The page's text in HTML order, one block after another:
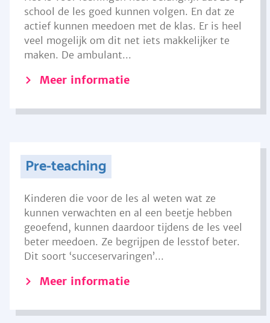
school de les goed kunnen volgen. En dat ze
actief kunnen meedoen met de klas. Er is heel
veel mogelijk om dit net iets makkelijker te
maken. De ambulant...
Meer informatie
Pre-teaching
Kinderen die voor de les al weten wat ze
kunnen verwachten en al een beetje hebben
geoefend, kunnen daardoor tijdens de les veel
beter meedoen. Ze begrijpen de lesstof beter.
Dit soort ‘succeservaringen’...
Meer informatie